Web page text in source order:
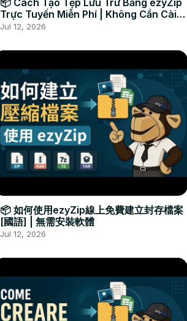
Trực Tuyến Miễn Phí | Không Cần Cài
Đặt Phần Mềm
Jul 12, 2026
📦 如何使用ezyZip線上免費建立封存檔案
[國語] | 無需安裝軟體
Jul 12, 2026